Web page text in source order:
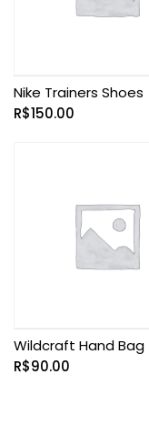
Nike Trainers Shoes
R$150.00
Wildcraft Hand Bag
R$90.00